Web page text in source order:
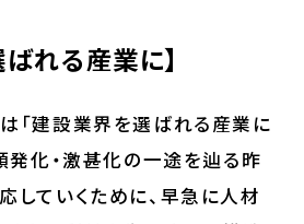
れる産業に】
「建設業界を選ばれる産業に
発化・激甚化の一途を辿る昨
していくために、早急に人材